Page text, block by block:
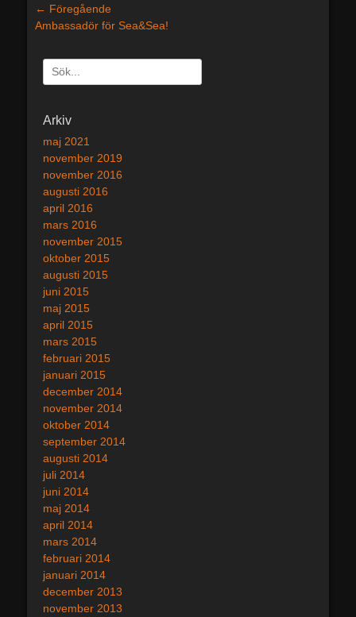
Inläggsnavigering
← Föregående
Föregående
Ambassadör för Sea&Sea!
Sök
efter:
Arkiv
maj 2021
november 2019
november 2016
augusti 2016
april 2016
mars 2016
november 2015
oktober 2015
augusti 2015
juni 2015
maj 2015
april 2015
mars 2015
februari 2015
januari 2015
december 2014
november 2014
oktober 2014
september 2014
augusti 2014
juli 2014
juni 2014
maj 2014
april 2014
mars 2014
februari 2014
januari 2014
december 2013
november 2013